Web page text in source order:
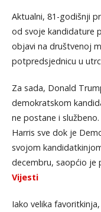
Aktualni, 81-godišnji
od svoje kandidature
objavi na društvenoj
potpredsjednicu u
Za sada, Donald
demokratskom
ne postane i
Harris sve dok je
svojom
decembru, saopćio je
Vijesti
Iako velika